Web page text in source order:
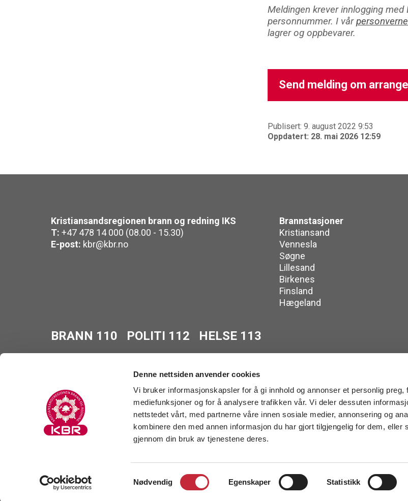
Denne nettsiden anvender cookies
Vi bruker informasjonskapsler for å gi innhold og annonser et personlig preg,
mediefunksjoner og for å analysere trafikken vår. Vi deler dessuten
nettstedet vårt, med partnerne våre innen sosiale medier, annonsering og
kombinere den med annen informasjon du har gjort tilgjengelig for dem, eller
gjennom din bruk av tjenestene deres.
Samtykkevalg
Nødvendig Egenskaper Statistikk
Meldingen krever innlogging
personnummer. I vår
lagrer og oppbevarer.
Send melding om
Publisert: 9. august 2022 9:53
Oppdatert: 28. mai 2026 12:59
Kristiansandsregionen brann og redning IKS
T: +47 478 14 000 (08.00 - 15.30)
E-post: kbr@kbr.no
Brannstasjoner
Kristiansand
Vennesla
Søgne
Lillesand
Birkenes
Finsland
Hægeland
BRANN 110 POLITI 112 HELSE 113
Personvern Tilgjengelighetserklæring/Aktsomhetsvurdering
© 2026 Kristiansandsregionen brann og redning IKS. All rights reserved.
Tress Design| Webløsning: Monoform